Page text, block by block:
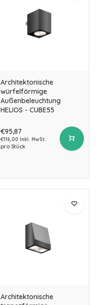
Architektonische
würfelförmige
Außenbeleuchtung
HELIOS - CUBE55
€95,87
€116,00 Inkl. MwSt.
pro Stück
Architektonische